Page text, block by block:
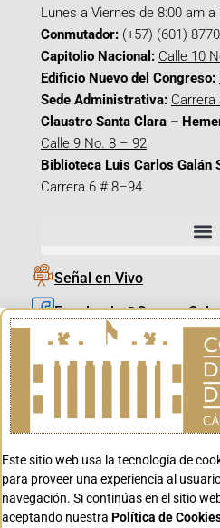
Lunes a Viernes de 8:00 am a
Conmutador: (+57) (601)
Capitolio Nacional: Calle 10
Edificio Nuevo del Congreso:
Sede Administrativa: Carrera
Claustro Santa Clara –
Calle 9 No. 8 – 92
Biblioteca Luis Carlos Galán
Carrera 6 # 8–94
Señal en Vivo
X_@CamaraColombia
Este sitio web usa la tecnología de
para proveer una experiencia al
navegación. Si continúas en el sitio
aceptando nuestra Política de